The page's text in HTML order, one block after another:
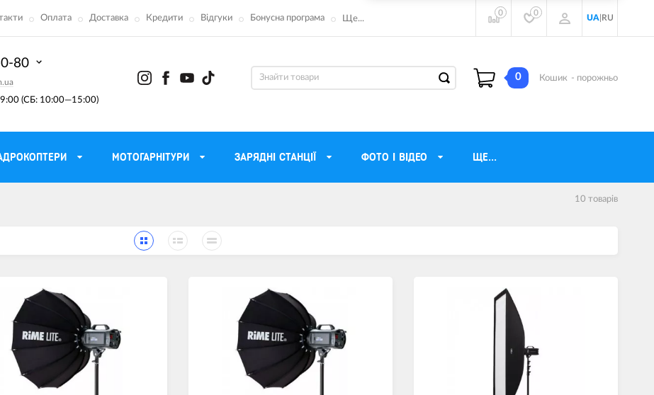
Оплата Доставка Кредити Відгуки Бонусна програма Ще...
0 0
UA| RU
(СБ: 10:00—15:00)
80
0 Кошик - порожньо
МОТОГАРНІТУРИ ЗАРЯДНІ СТАНЦІЇ ФОТО І ВІДЕО ЩЕ...
системи мото
Трансмісійні масла
Пропитки повітряного фільтра
Веб-камеры
Носимі гаджети
Рюкзаки та сумки
Джерела безперебійного живлення
10 товарiв